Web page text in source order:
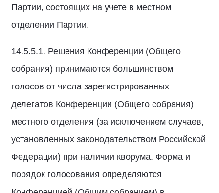
Партии, состоящих на учете в местном
отделении Партии.
14.5.5.1. Решения Конференции (Общего
собрания) принимаются большинством
голосов от числа зарегистрированных
делегатов Конференции (Общего собрания)
местного отделения (за исключением случаев,
установленных законодательством Российской
Федерации) при наличии кворума. Форма и
порядок голосования определяются